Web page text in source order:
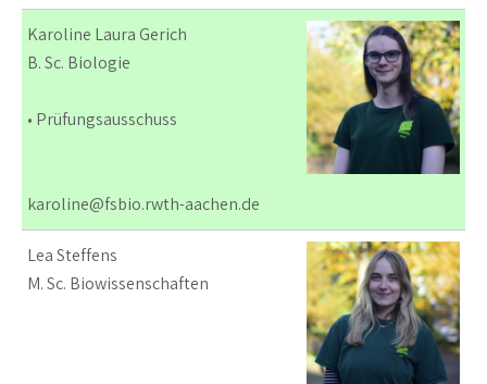
Karoline Laura Gerich
B. Sc. Biologie
• Prüfungsausschuss
karoline@fsbio.rwth-aachen.de
Lea Steffens
M. Sc. Biowissenschaften